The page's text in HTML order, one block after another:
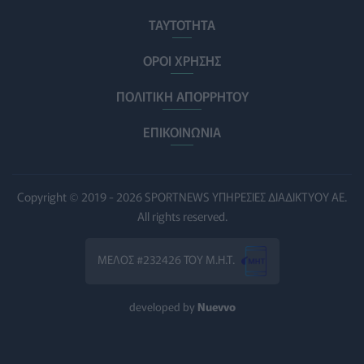
σοβαρής εγκεφαλικής κάκωσης
τον χρόνο για φάρμακα GLP-1 στους εργαζομένους
07/08/2026 - 13:00
παραθεριστές
ΥΓΕΊΑ 07/08/2026 - 11:57
Γλοιοβλάστωμα: Νέο «παράθυρο» για πιο
αποτελεσματική χημειοθεραπεία μετά το χειρουργείο
ΤΑΥΤΟΤΗΤΑ
ΟΡΟΙ ΧΡΗΣΗΣ
ΠΟΛΙΤΙΚΗ ΑΠΟΡΡΗΤΟΥ
ΕΠΙΚΟΙΝΩΝΙΑ
Copyright © 2019 - 2026 SPORTNEWS ΥΠΗΡΕΣΙΕΣ ΔΙΑΔΙΚΤΥΟΥ ΑΕ.
All rights reserved.
ΜΕΛΟΣ #232426 ΤΟΥ Μ.Η.Τ.
developed by Nuevvo